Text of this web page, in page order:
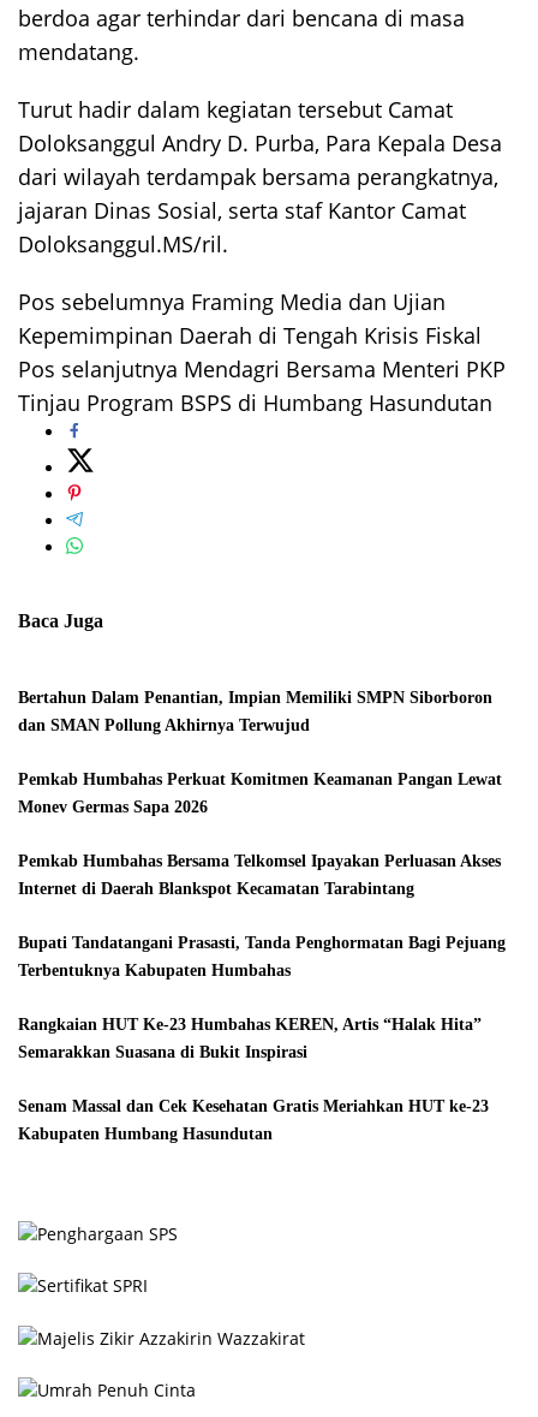
berdoa agar terhindar dari bencana di masa
mendatang.
Turut hadir dalam kegiatan tersebut Camat
Doloksanggul Andry D. Purba, Para Kepala Desa
dari wilayah terdampak bersama perangkatnya,
jajaran Dinas Sosial, serta staf Kantor Camat
Doloksanggul.MS/ril.
Navigasi
pos
Pos sebelumnya Framing Media dan Ujian
Kepemimpinan Daerah di Tengah Krisis Fiskal
Pos selanjutnya Mendagri Bersama Menteri PKP
Tinjau Program BSPS di Humbang Hasundutan
Baca Juga
Bertahun Dalam Penantian, Impian Memiliki SMPN Siborboron
dan SMAN Pollung Akhirnya Terwujud
Pemkab Humbahas Perkuat Komitmen Keamanan Pangan Lewat
Monev Germas Sapa 2026
Pemkab Humbahas Bersama Telkomsel Ipayakan Perluasan Akses
Internet di Daerah Blankspot Kecamatan Tarabintang
Bupati Tandatangani Prasasti, Tanda Penghormatan Bagi Pejuang
Terbentuknya Kabupaten Humbahas
Rangkaian HUT Ke-23 Humbahas KEREN, Artis “Halak Hita”
Semarakkan Suasana di Bukit Inspirasi
Senam Massal dan Cek Kesehatan Gratis Meriahkan HUT ke-23
Kabupaten Humbang Hasundutan